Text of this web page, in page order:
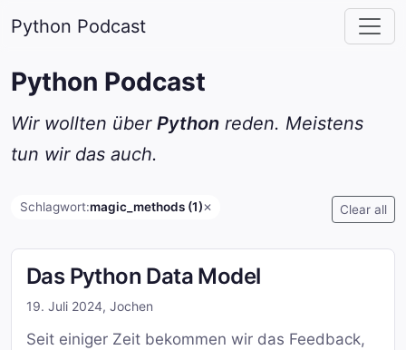
Python Podcast
Python Podcast
Wir wollten über Python reden. Meistens
tun wir das auch.
Schlagwort:magic_methods (1)✕ Clear all
Das Python Data Model
19. Juli 2024, Jochen
Seit einiger Zeit bekommen wir das Feedback,